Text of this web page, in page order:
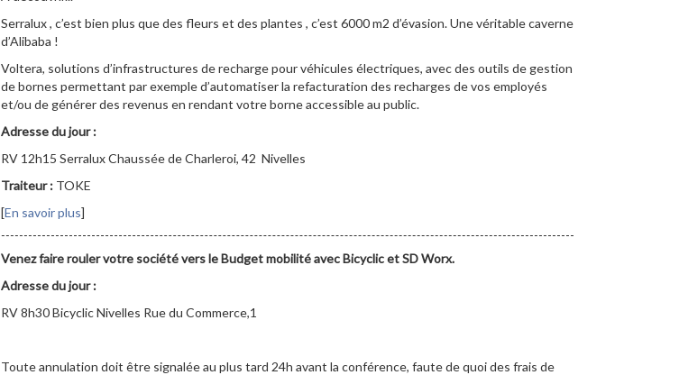
Serralux , c’est bien plus que des fleurs et des plantes , c’est 6000 m2 d’évasion. Une véritable caverne
d’Alibaba !
Voltera, solutions d’infrastructures de recharge pour véhicules électriques, avec des outils de gestion
de bornes permettant par exemple d’automatiser la refacturation des recharges de vos employés
et/ou de générer des revenus en rendant votre borne accessible au public.
Adresse du jour :
RV 12h15 Serralux Chaussée de Charleroi, 42 Nivelles
Traiteur : TOKE
[En savoir plus]
Venez faire rouler votre société vers le Budget mobilité avec Bicyclic et SD Worx.
Adresse du jour :
RV 8h30 Bicyclic Nivelles Rue du Commerce,1
Toute annulation doit être signalée au plus tard 24h avant la conférence, faute de quoi des frais de